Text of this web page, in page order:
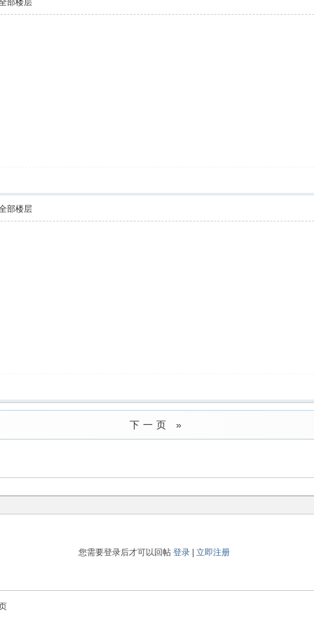
部楼层
部楼层
下一页 »
您需要登录后才可以回帖 登录| 立即注册